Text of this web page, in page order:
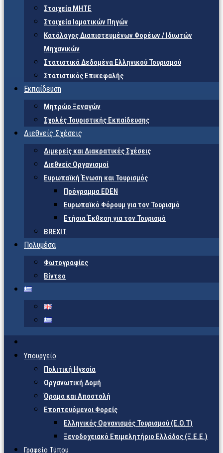
Στοιχεία ΜΗΤΕ
Στοιχεία Ιαματικών Πηγών
Κατάλογος Διαπιστευμένων Φορέων / Ιδιωτών
Μηχανικών
Στατιστικά Δεδομένα Ελληνικού Τουρισμού
Στατιστικός Επικεφαλής
Εκπαίδευση
Μητρώο Ξεναγών
Σχολές Τουριστικής Εκπαίδευσης
Διεθνείς Σχέσεις
Διμερείς και Διακρατικές Σχέσεις
Διεθνείς Οργανισμοί
Ευρωπαϊκή Ένωση και Τουρισμός
Πρόγραμμα EDEN
Ευρωπαϊκό Φόρουμ για τον Τουρισμό
Ετήσια Έκθεση για τον Τουρισμό
BREXIT
Πολυμέσα
Φωτογραφίες
Βίντεο
Υπουργείο
Πολιτική Ηγεσία
Οργανωτική Δομή
Όραμα και Αποστολή
Εποπτευόμενοι Φορείς
Eλληνικός Οργανισμός Τουρισμού (Ε.Ο.Τ)
Ξενοδοχειακό Επιμελητήριο Ελλάδος (Ξ.Ε.Ε.)
Γραφείο Τύπου